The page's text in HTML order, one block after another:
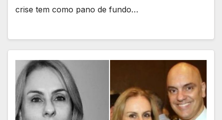
crise tem como pano de fundo…